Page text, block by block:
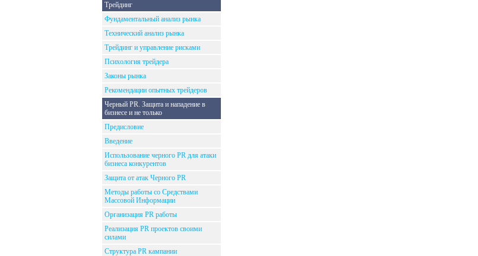
Трейдинг
Фундаментальный анализ рынка
Технический анализ рынка
Трейдинг и управление рисками
Психология трейдера
Законы рынка
Рекомендации опытных трейдеров
Черный PR. Защита и нападение в
бизнесе и не только
Предисловие
Введение
Использование черного PR для атаки
бизнеса конкурентов
Защита от атак Черного PR
Методы работы со Средствами
Массовой Информации
Организация PR работы
Реализация PR проектов своими
силами
Структура PR кампании